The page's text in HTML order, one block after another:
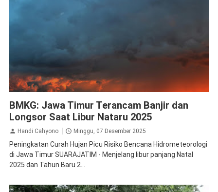
BMKG: Jawa Timur Terancam Banjir dan
Longsor Saat Libur Nataru 2025
Handi Cahyono Minggu, 07 Desember 2025
Peningkatan Curah Hujan Picu Risiko Bencana Hidrometeorologi
di Jawa Timur SUARAJATIM - Menjelang libur panjang Natal
2025 dan Tahun Baru 2...